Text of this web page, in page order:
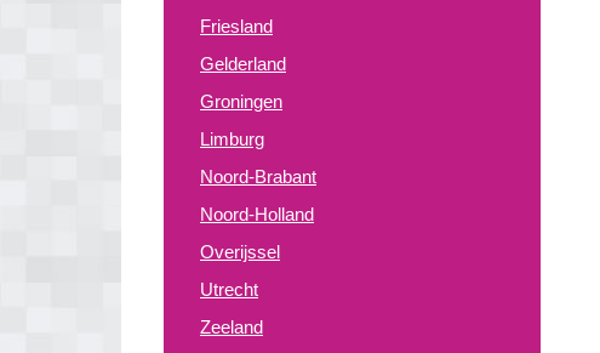
Friesland
Gelderland
Groningen
Limburg
Noord-Brabant
Noord-Holland
Overijssel
Utrecht
Zeeland